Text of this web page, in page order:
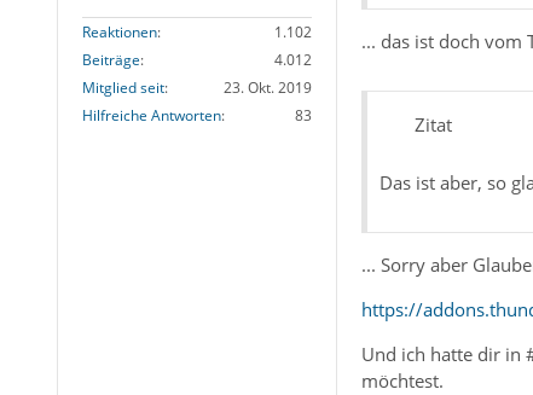
Reaktionen
1.102
Beiträge
4.012
Mitglied seit
23. Okt. 2019
Hilfreiche Antworten
83
... das ist doch vom
Zitat
Das ist aber, so
... Sorry aber
https://
Und ich hatte dir in
möchtest.